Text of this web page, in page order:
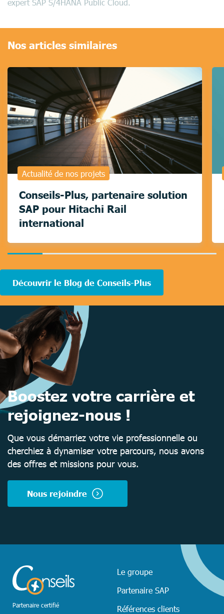
Nos articles similaires
Actualité de nos projets
Conseils-Plus, partenaire solution
SAP pour Hitachi Rail
international
16.666666666666664%
completed
Découvrir le Blog de Conseils-Plus
Boostez votre carrière et
rejoignez-nous !
Que vous démarriez votre vie professionnelle ou
cherchiez à dynamiser votre parcours, nous avons
des offres et missions pour vous.
Nous rejoindre
Partenaire certifié
Le groupe
Partenaire SAP
Références clients